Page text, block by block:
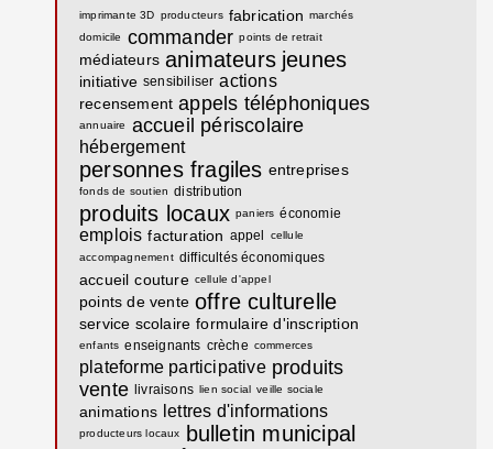
imprimante 3D producteurs fabrication marchés
domicile
commander points de retrait
médiateurs animateurs jeunes
initiative sensibiliser actions
recensement appels téléphoniques
annuaire accueil périscolaire
hébergement
personnes fragiles entreprises
fonds de soutien distribution
produits locaux paniers économie
emplois facturation appel
cellule
accompagnement difficultés économiques
accueil couture cellule d'appel
points de vente offre culturelle
service scolaire formulaire d'inscription
enfants enseignants crèche commerces
plateforme participative produits
vente livraisons lien social veille sociale
animations lettres d'informations
producteurs locaux bulletin municipal